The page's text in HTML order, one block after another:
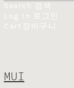
Search 검색
Log In 로그인
Cart 장바구니
MUI